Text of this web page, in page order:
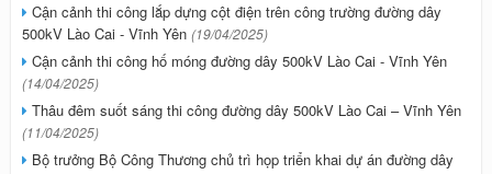
Cận cảnh thi công lắp dựng cột điện trên công trường đường dây
500kV Lào Cai - Vĩnh Yên (19/04/2025)
Cận cảnh thi công hố móng đường dây 500kV Lào Cai - Vĩnh Yên
(14/04/2025)
Thâu đêm suốt sáng thi công đường dây 500kV Lào Cai – Vĩnh Yên
(11/04/2025)
Bộ trưởng Bộ Công Thương chủ trì họp triển khai dự án đường dây